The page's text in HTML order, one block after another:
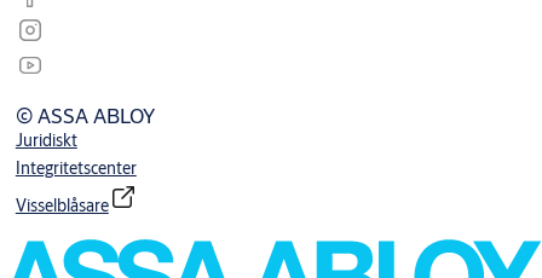
© ASSA ABLOY
Juridiskt
Integritetscenter
Visselblåsare